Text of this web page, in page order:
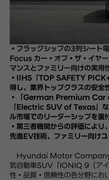
・フラッグシップの3列シー
Focus カー・オブ・ザ・イヤ
マンスとファミリー向けの実用
・IIHS「TOP SAFETY
得し、業界トップクラスの安全
・「German Premium Car
「Electric SUV of Texas」な
ル市場でのリーダーシップを裏
・第三者機関からの評価により
先進EV技術、ファミリー向け
Hyundai Motor Company
気自動車SUV「IONIQ 9（ア
性・品質・信頼性の各分野にお